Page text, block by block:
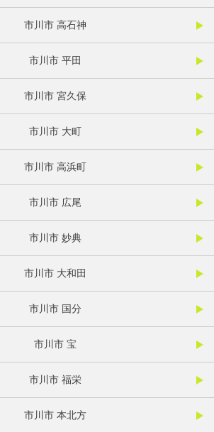
市川市 高石神
市川市 平田
市川市 宮久保
市川市 大町
市川市 高浜町
市川市 広尾
市川市 妙典
市川市 大和田
市川市 国分
市川市 宝
市川市 福栄
市川市 本北方